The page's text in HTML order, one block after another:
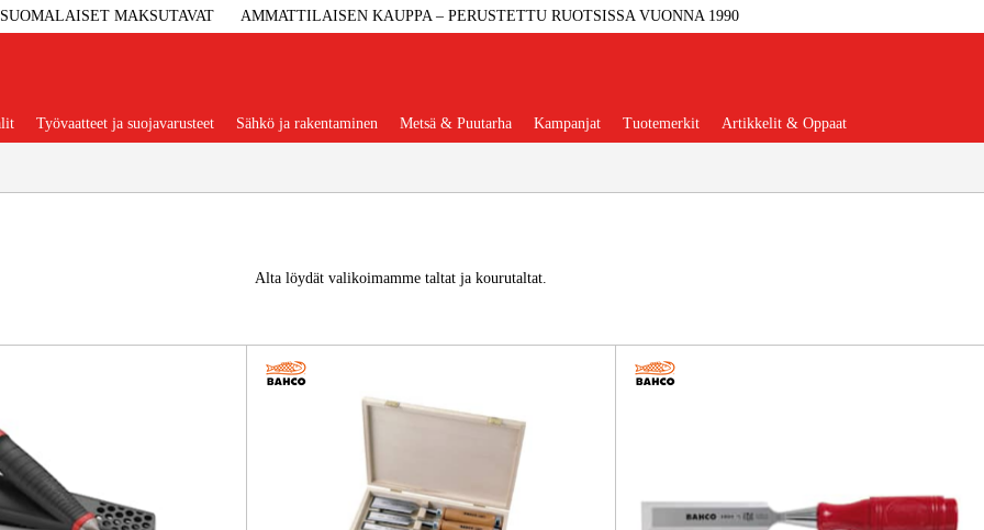
SUOMALAISET MAKSUTAVAT AMMATTILAISEN KAUPPA – PERUSTETTU RUOTSISSA VUONNA 1990
Konetarvikkeet Ja Käyttömateriaalit
Työvaatteet Ja Suojavarusteet
Sähkö Ja Rakentaminen
Metsä & Puutarha
Työvaatteet ja suojavarusteet Sähkö ja rakentaminen Metsä & Puutarha Kampanjat Tuotemerkit Artikkelit & Oppaat
Alta löydät valikoimamme taltat ja kourutaltat.